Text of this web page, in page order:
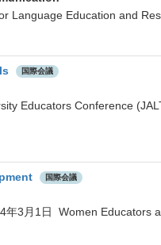
Language Education and
国際会議
Educators Conference
国際会議
3月1日 Women Educators